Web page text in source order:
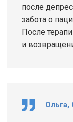
после
забота о
После
и